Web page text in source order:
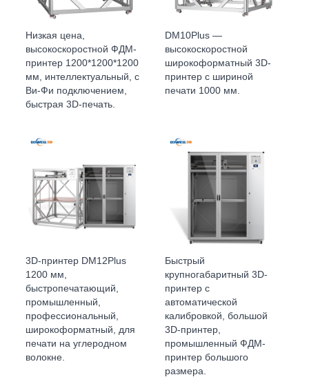
Низкая цена,
высокоскоростной ФДМ-
принтер 1200*1200*1200
мм, интеллектуальный, с
Ви-Фи подключением,
быстрая 3D-печать.
DM10Plus —
высокоскоростной
широкоформатный 3D-
принтер с шириной
печати 1000 мм.
3D-принтер DM12Plus
1200 мм,
быстропечатающий,
промышленный,
профессиональный,
широкоформатный, для
печати на углеродном
волокне.
Быстрый
крупногабаритный 3D-
принтер с
автоматической
калибровкой, большой
3D-принтер,
промышленный ФДМ-
принтер большого
размера.